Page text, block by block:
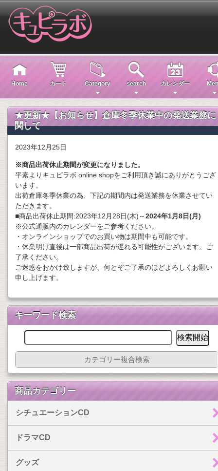
Home カート Category search カレンダー
★更新★【お知らせ】倉庫冬季休業中の発送業務に
関して
2023年12月25日
※商品出荷休止期間が変更になりました。
平素よりキュピラボ online shopをご利用頂き誠にありがとうござ
います。
出荷倉庫冬季休業の為、下記の期間内は発送業務を休業させてい
ただきます。
■商品出荷休止期間:2023年12月28日(木)～2024年1月8日(月)
※公式通販内のカレンダーをご参考ください。
・オンラインショップでのお買い物は期間中も可能です。
・休業明け直後は一部商品出荷が遅れる可能性がございます。ご
了承ください。
ご迷惑をおかけ致しますが、何とぞご了承のほどよろしくお願い
申し上げます。
キーワード検索
カテゴリー複合検索
商品カテゴリー
シチュエーションCD
ドラマCD
グッズ